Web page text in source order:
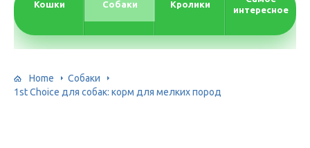
Кошки Собаки Кролики
интересное
Home
Собаки
1st Choice для собак: корм для мелких пород